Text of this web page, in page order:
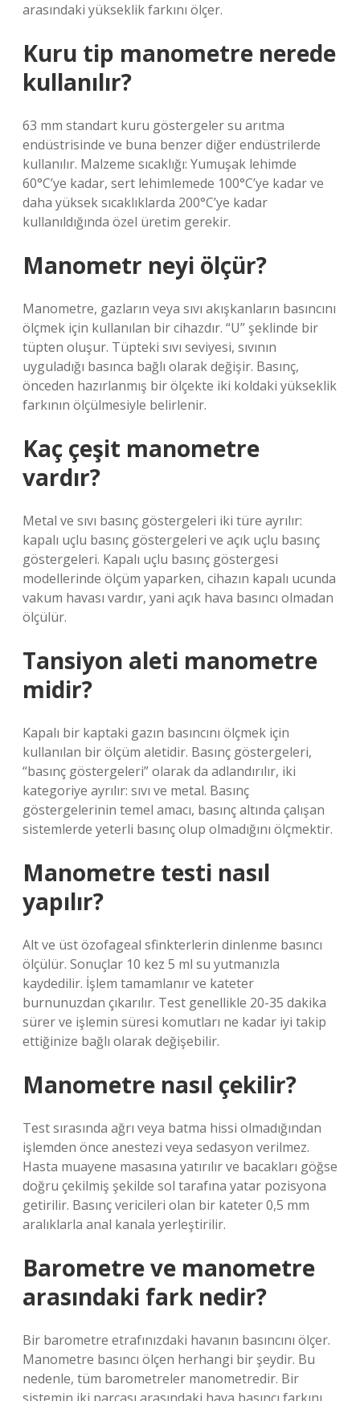
arasındaki yükseklik farkını ölçer.
Kuru tip manometre nerede
kullanılır?
63 mm standart kuru göstergeler su arıtma
endüstrisinde ve buna benzer diğer endüstrilerde
kullanılır. Malzeme sıcaklığı: Yumuşak lehimde
60°C’ye kadar, sert lehimlemede 100°C’ye kadar ve
daha yüksek sıcaklıklarda 200°C’ye kadar
kullanıldığında özel üretim gerekir.
Manometr neyi ölçür?
Manometre, gazların veya sıvı akışkanların basıncını
ölçmek için kullanılan bir cihazdır. “U” şeklinde bir
tüpten oluşur. Tüpteki sıvı seviyesi, sıvının
uyguladığı basınca bağlı olarak değişir. Basınç,
önceden hazırlanmış bir ölçekte iki koldaki yükseklik
farkının ölçülmesiyle belirlenir.
Kaç çeşit manometre
vardır?
Metal ve sıvı basınç göstergeleri iki türe ayrılır:
kapalı uçlu basınç göstergeleri ve açık uçlu basınç
göstergeleri. Kapalı uçlu basınç göstergesi
modellerinde ölçüm yaparken, cihazın kapalı ucunda
vakum havası vardır, yani açık hava basıncı olmadan
ölçülür.
Tansiyon aleti manometre
midir?
Kapalı bir kaptaki gazın basıncını ölçmek için
kullanılan bir ölçüm aletidir. Basınç göstergeleri,
“basınç göstergeleri” olarak da adlandırılır, iki
kategoriye ayrılır: sıvı ve metal. Basınç
göstergelerinin temel amacı, basınç altında çalışan
sistemlerde yeterli basınç olup olmadığını ölçmektir.
Manometre testi nasıl
yapılır?
Alt ve üst özofageal sfinkterlerin dinlenme basıncı
ölçülür. Sonuçlar 10 kez 5 ml su yutmanızla
kaydedilir. İşlem tamamlanır ve kateter
burnunuzdan çıkarılır. Test genellikle 20-35 dakika
sürer ve işlemin süresi komutları ne kadar iyi takip
ettiğinize bağlı olarak değişebilir.
Manometre nasıl çekilir?
Test sırasında ağrı veya batma hissi olmadığından
işlemden önce anestezi veya sedasyon verilmez.
Hasta muayene masasına yatırılır ve bacakları göğse
doğru çekilmiş şekilde sol tarafına yatar pozisyona
getirilir. Basınç vericileri olan bir kateter 0,5 mm
aralıklarla anal kanala yerleştirilir.
Barometre ve manometre
arasındaki fark nedir?
Bir barometre etrafınızdaki havanın basıncını ölçer.
Manometre basıncı ölçen herhangi bir şeydir. Bu
nedenle, tüm barometreler manometredir. Bir